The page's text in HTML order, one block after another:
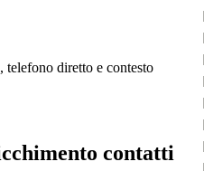
telefono diretto e contesto
contatti